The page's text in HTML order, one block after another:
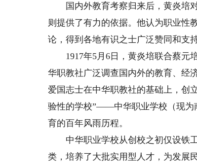
国内外教育考察归来后，黄炎培对
则提供了有力的依据。他认为职业性
论，得到各地有识之士广泛赞同和支持
1917年5月6日，黄炎培联合蔡元
华职教社广泛调查国内外的教育、经
爱国志士在中华职教社的基础上，创
验性的学校”——中华职业学校（现为
育的百年风雨历程。
中华职业学校从创校之初仅设铁工
类，培养了大批实用型人才，为发展